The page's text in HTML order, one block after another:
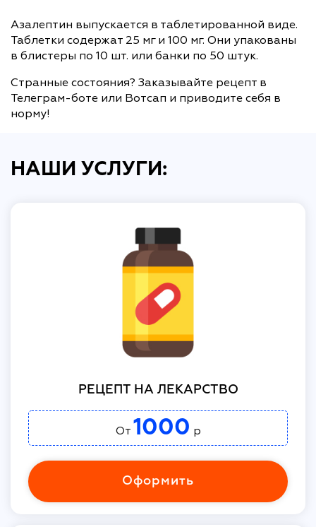
Азалептин выпускается в таблетированной виде.
Таблетки содержат 25 мг и 100 мг. Они упакованы
в блистеры по 10 шт. или банки по 50 штук.
Странные состояния? Заказывайте рецепт в
Телеграм-боте или Вотсап и приводите себя в
норму!
НАШИ УСЛУГИ:
РЕЦЕПТ НА ЛЕКАРСТВО
От 1000 р
Оформить